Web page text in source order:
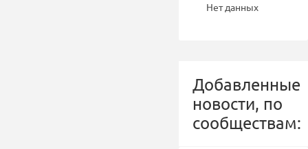
Нет данных
Добавленные
новости, по
сообществам: